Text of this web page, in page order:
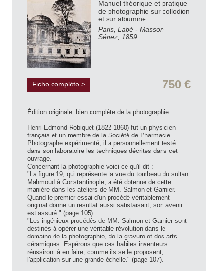
Manuel théorique et pratique
de photographie sur collodion
et sur albumine.
Paris, Labé - Masson
Sénez, 1859.
Fiche complète > 750 €
Édition originale, bien complète de la photographie.
Henri-Edmond Robiquet (1822-1860) fut un physicien
français et un membre de la Société de Pharmacie.
Photographe expérimenté, il a personnellement testé
dans son laboratoire les techniques décrites dans cet
ouvrage.
Concernant la photographie voici ce qu'il dit :
"La figure 19, qui représente la vue du tombeau du sultan
Mahmoud à Constantinople, a été obtenue de cette
manière dans les ateliers de MM. Salmon et Garnier.
Quand le premier essai d'un procédé véritablement
original donne un résultat aussi satisfaisant, son avenir
est assuré." (page 105).
"Les ingénieux procédés de MM. Salmon et Garnier sont
destinés à opérer une véritable révolution dans le
domaine de la photographie, de la gravure et des arts
céramiques. Espérons que ces habiles inventeurs
réussiront à en faire, comme ils se le proposent,
l'application sur une grande échelle." (page 107).